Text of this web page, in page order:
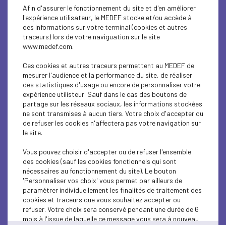
CEP : UN OUTIL RH
Le Conseil en Evolution
Professionnelle (CEP) est un service
public gratuit, accessible aux
salariés et indépendants durant
toute leur vie professionnelle.
Rendez-vous le 21 novembre à la Maison de l'Entreprise, 8
rue Alfred Kastler à Maxéville pour une matinale animée
Afin d'assurer le fonctionnement du site et d'en améliorer
l'expérience utilisateur, le MEDEF stocke et/ou accède à
des informations sur votre terminal (cookies et autres
traceurs) lors de votre naviguation sur le site
www.medef.com.
Ces cookies et autres traceurs permettent au MEDEF de
mesurer l'audience et la performance du site, de réaliser
des statistiques d'usage ou encore de personnaliser votre
expérience utilisteur. Sauf dans le cas des boutons de
partage sur les réseaux sociaux, les informations stockées
ne sont transmises à aucun tiers. Votre choix d'accepter ou
de refuser les cookies n'affectera pas votre navigation sur
le site.
Vous pouvez choisir d'accepter ou de refuser l'ensemble
des cookies (sauf les cookies fonctionnels qui sont
nécessaires au fonctionnement du site). Le bouton
'Personnaliser vos choix' vous permet par ailleurs de
paramétrer individuellement les finalités de traitement des
cookies et traceurs que vous souhaitez accepter ou
refuser. Votre choix sera conservé pendant une durée de 6
mois à l'issue de laquelle ce message vous sera à nouveau